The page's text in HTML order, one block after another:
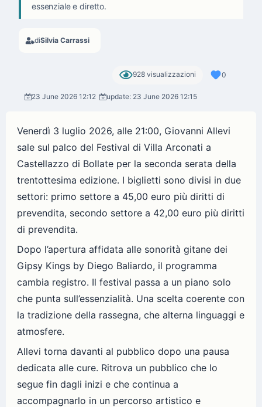
essenziale e diretto.
diSilvia Carrassi
928 visualizzazioni 0
23 June 2026 12:12 update: 23 June 2026 12:15
Venerdì 3 luglio 2026, alle 21:00, Giovanni Allevi
sale sul palco del Festival di Villa Arconati a
Castellazzo di Bollate per la seconda serata della
trentottesima edizione. I biglietti sono divisi in due
settori: primo settore a 45,00 euro più diritti di
prevendita, secondo settore a 42,00 euro più diritti
di prevendita.
Dopo l’apertura affidata alle sonorità gitane dei
Gipsy Kings by Diego Baliardo, il programma
cambia registro. Il festival passa a un piano solo
che punta sull’essenzialità. Una scelta coerente con
la tradizione della rassegna, che alterna linguaggi e
atmosfere.
Allevi torna davanti al pubblico dopo una pausa
dedicata alle cure. Ritrova un pubblico che lo
segue fin dagli inizi e che continua a
accompagnarlo in un percorso artistico e